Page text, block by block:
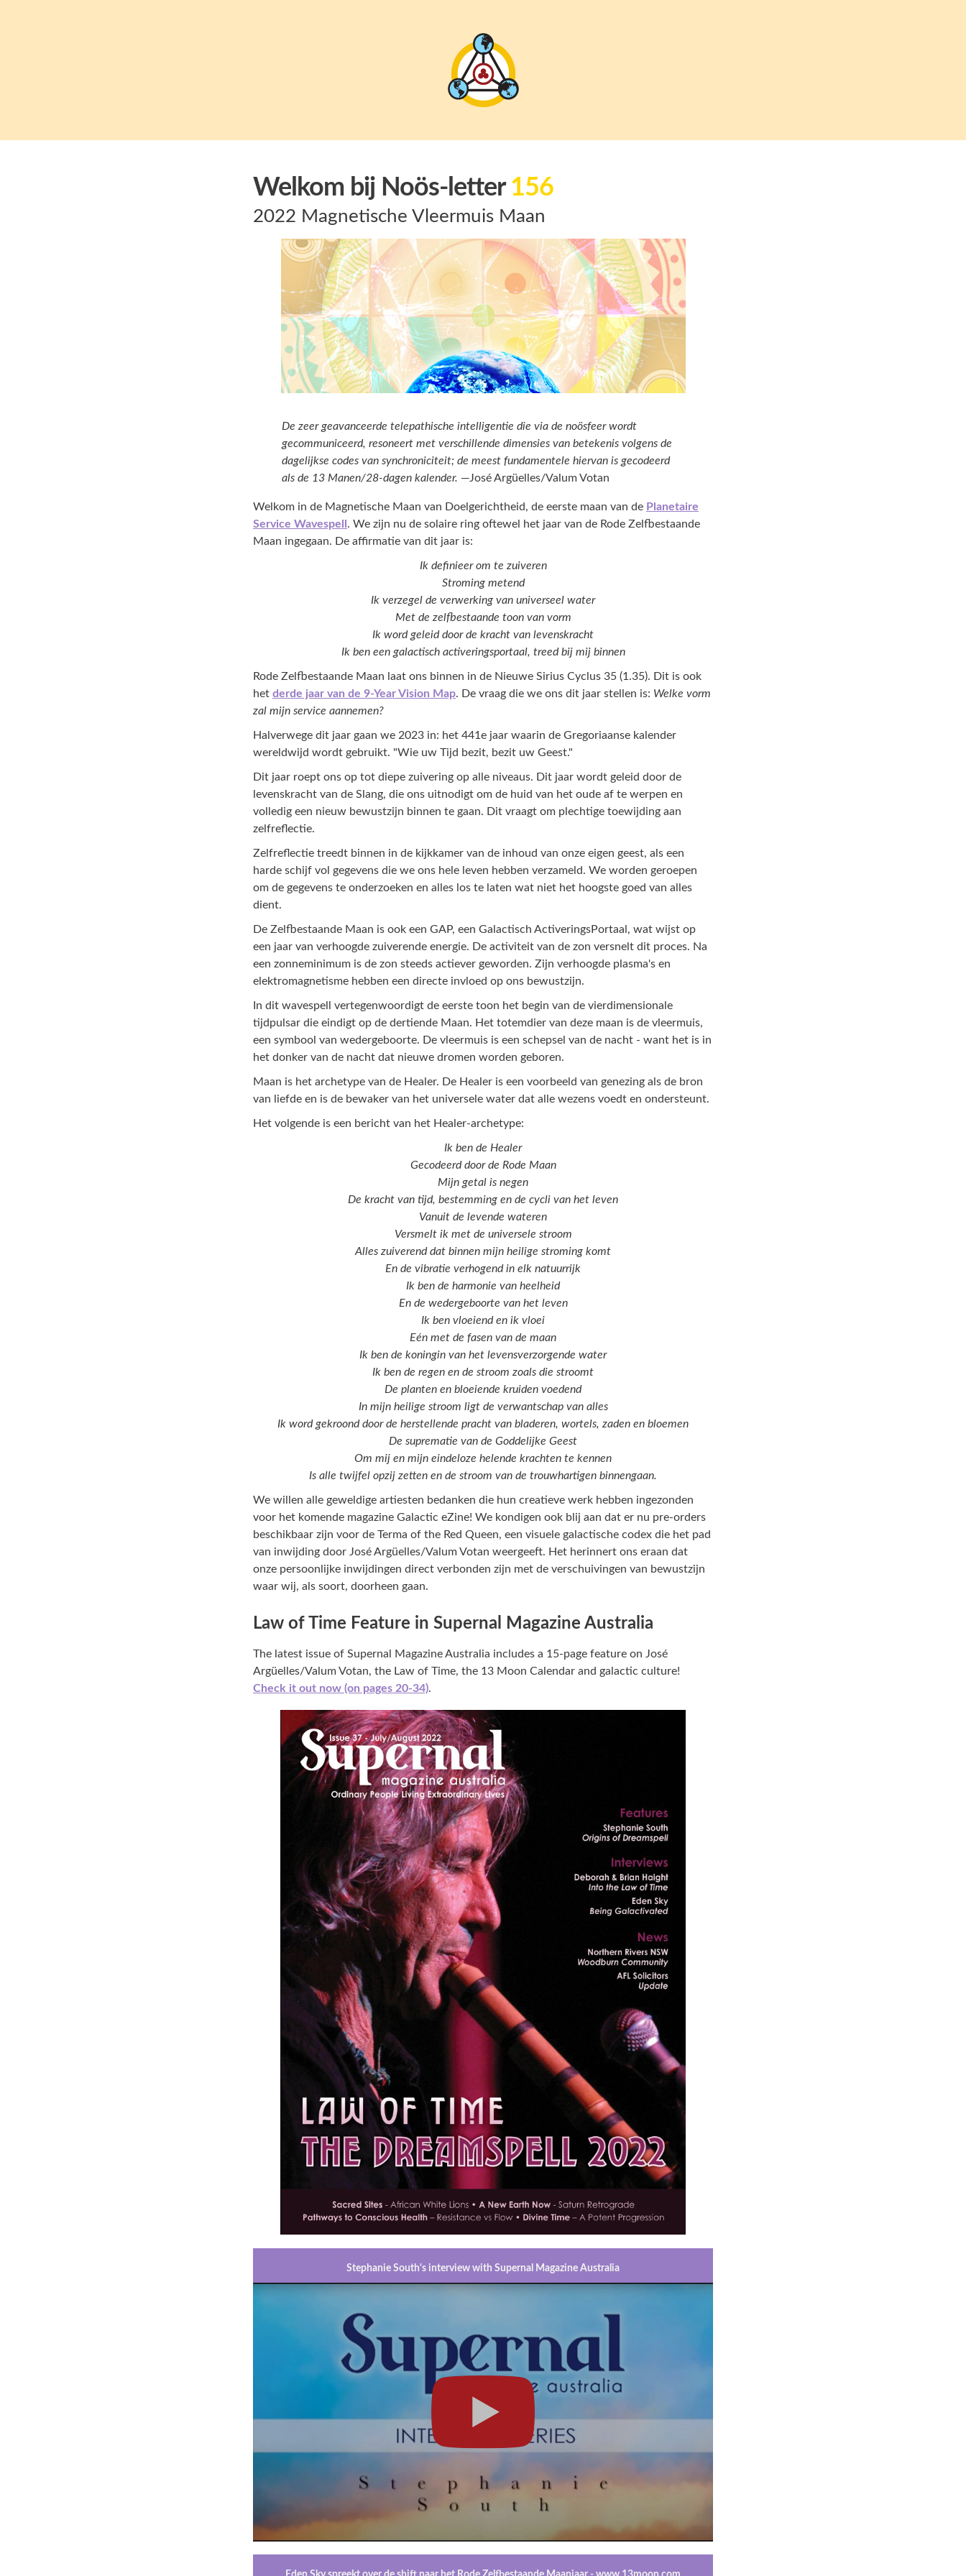
Welkom bij Noös-letter156
2022 Magnetische Vleermuis Maan
De zeer geavanceerde telepathische intelligentie die via de noösfeer wordt
gecommuniceerd, resoneert met verschillende dimensies van betekenis volgens de
dagelijkse codes van synchroniciteit; de meest fundamentele hiervan is gecodeerd
als de 13 Manen/28-dagen kalender. —José Argüelles/Valum Votan
Welkom in de Magnetische Maan van Doelgerichtheid, de eerste maan van de Planetaire
Service Wavespell . We zijn nu de solaire ring oftewel het jaar van de Rode Zelfbestaande
Maan ingegaan. De affirmatie van dit jaar is:
Ik definieer om te zuiveren
Stroming metend
Ik verzegel de verwerking van universeel water
Met de zelfbestaande toon van vorm
Ik word geleid door de kracht van levenskracht
Ik ben een galactisch activeringsportaal, treed bij mij binnen
Rode Zelfbestaande Maan laat ons binnen in de Nieuwe Sirius Cyclus 35 (1.35). Dit is ook
het derde jaar van de 9-Year Vision Map. De vraag die we ons dit jaar stellen is: Welke vorm
zal mijn service aannemen?
Halverwege dit jaar gaan we 2023 in: het 441e jaar waarin de Gregoriaanse kalender
wereldwijd wordt gebruikt. "Wie uw Tijd bezit, bezit uw Geest."
Dit jaar roept ons op tot diepe zuivering op alle niveaus. Dit jaar wordt geleid door de
levenskracht van de Slang, die ons uitnodigt om de huid van het oude af te werpen en
volledig een nieuw bewustzijn binnen te gaan. Dit vraagt om plechtige toewijding aan
zelfreflectie.
Zelfreflectie treedt binnen in de kijkkamer van de inhoud van onze eigen geest, als een
harde schijf vol gegevens die we ons hele leven hebben verzameld. We worden geroepen
om de gegevens te onderzoeken en alles los te laten wat niet het hoogste goed van alles
dient.
De Zelfbestaande Maan is ook een GAP, een Galactisch ActiveringsPortaal, wat wijst op
een jaar van verhoogde zuiverende energie. De activiteit van de zon versnelt dit proces. Na
een zonneminimum is de zon steeds actiever geworden. Zijn verhoogde plasma's en
elektromagnetisme hebben een directe invloed op ons bewustzijn.
In dit wavespell vertegenwoordigt de eerste toon het begin van de vierdimensionale
tijdpulsar die eindigt op de dertiende Maan. Het totemdier van deze maan is de vleermuis,
een symbool van wedergeboorte. De vleermuis is een schepsel van de nacht - want het is in
het donker van de nacht dat nieuwe dromen worden geboren.
Maan is het archetype van de Healer. De Healer is een voorbeeld van genezing als de bron
van liefde en is de bewaker van het universele water dat alle wezens voedt en ondersteunt.
Het volgende is een bericht van het Healer-archetype:
Ik ben de Healer
Gecodeerd door de Rode Maan
Mijn getal is negen
De kracht van tijd, bestemming en de cycli van het leven
Vanuit de levende wateren
Versmelt ik met de universele stroom
Alles zuiverend dat binnen mijn heilige stroming komt
En de vibratie verhogend in elk natuurrijk
Ik ben de harmonie van heelheid
En de wedergeboorte van het leven
Ik ben vloeiend en ik vloei
Eén met de fasen van de maan
Ik ben de koningin van het levensverzorgende water
Ik ben de regen en de stroom zoals die stroomt
De planten en bloeiende kruiden voedend
In mijn heilige stroom ligt de verwantschap van alles
Ik word gekroond door de herstellende pracht van bladeren, wortels, zaden en bloemen
De suprematie van de Goddelijke Geest
Om mij en mijn eindeloze helende krachten te kennen
Is alle twijfel opzij zetten en de stroom van de trouwhartigen binnengaan.
We willen alle geweldige artiesten bedanken die hun creatieve werk hebben ingezonden
voor het komende magazine Galactic eZine! We kondigen ook blij aan dat er nu pre-orders
beschikbaar zijn voor de Terma of the Red Queen, een visuele galactische codex die het pad
van inwijding door José Argüelles/Valum Votan weergeeft. Het herinnert ons eraan dat
onze persoonlijke inwijdingen direct verbonden zijn met de verschuivingen van bewustzijn
waar wij, als soort, doorheen gaan.
Law of Time Feature in Supernal Magazine Australia
The latest issue of Supernal Magazine Australia includes a 15-page feature on José
Argüelles/Valum Votan, the Law of Time, the 13 Moon Calendar and galactic culture!
Check it out now (on pages 20-34).
Stephanie South's interview with Supernal Magazine Australia